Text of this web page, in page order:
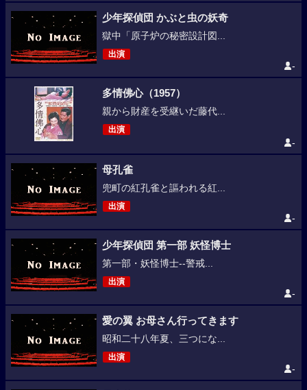
少年探偵団 かぶと虫の妖奇
獄中「原子炉の秘密設計図...
出演
-
多情佛心（1957）
親から財産を受継いだ藤代...
出演
-
母孔雀
兜町の紅孔雀と謳われる紅...
出演
-
少年探偵団 第一部 妖怪博士
第一部・妖怪博士--警戒...
出演
-
愛の翼 お母さん行ってきます
昭和二十八年夏、三つにな...
出演
-